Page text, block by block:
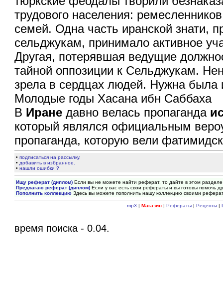
трудового населения:
семей. Одна часть иранской знати,
сельджукам, принимало активное
Другая, потерявшая ведущие
тайной оппозиции к Сельджукам.
зрела в сердцах людей. Нужна была
Молодые годы Хасана ибн Саббаха
В Иране давно велась пропаганда
который являлся официальным
пропаганда, которую вели
•подписаться на рассылку.
• добавить в избранное.
•нашли ошибки ?
Ищу реферат (диплом) Если вы не можете найти реферат, то дайте в этом
Предлагаю реферат (диплом) Если у вас есть свои рефераты и вы готовы помочь
Пополнить коллекцию Здесь вы можете пополнить нашу коллекцию своими
mp3 | Магазин| Рефераты| Рецепты|
время поиска - 0.04.